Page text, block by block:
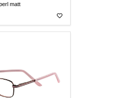
matt